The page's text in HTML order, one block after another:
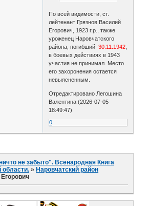
По всей видимости, ст.
лейтенант Грязнов Василий
Егорович, 1923 г.р., также
уроженец Наровчатского
района, погибший30.11.1942,
в боевых действиях в 1943
участия не принимал. Место
его захоронения остается
невыясненным.
Отредактировано Легошина
Валентина (2026-07-05
18:49:47)
0
не забыто". Всенародная Книга
области. » Наровчатский район